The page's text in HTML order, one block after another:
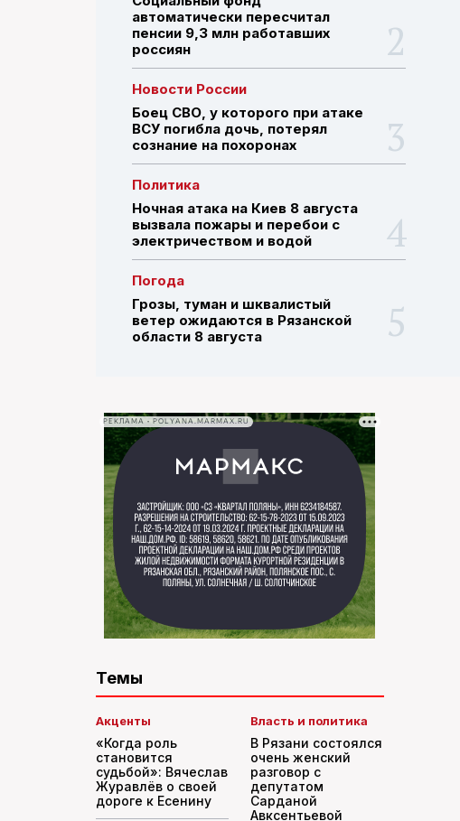
ПОИСК ПО САЙТУ
автоматически пересчитал
пенсии 9,3 млн работавших
россиян
Новости России
Боец СВО, у которого при атаке
ВСУ погибла дочь, потерял
сознание на похоронах
Политика
Ночная атака на Киев 8 августа
вызвала пожары и перебои с
электричеством и водой
Погода
Грозы, туман и шквалистый
ветер ожидаются в Рязанской
области 8 августа
РЕКЛАМА • POLYANA.MARMAX.RU
Темы
Акценты
«Когда роль
становится
судьбой»: Вячеслав
Журавлёв о своей
дороге к Есенину
Власть и политика
В Рязани состоялся
очень женский
разговор с
депутатом
Сарданой
Авксентьевой